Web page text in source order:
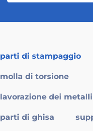
parti di stampaggio
molla di torsione
lavorazione dei
parti di ghisa